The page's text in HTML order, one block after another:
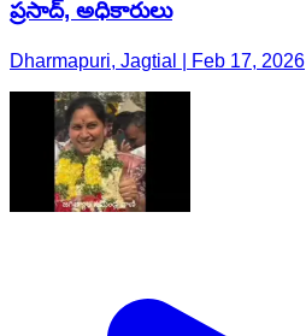
ప్రసాద్, అధికారులు
Dharmapuri, Jagtial | Feb 17, 2026